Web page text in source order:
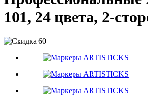
101, 24 цвета, 2-